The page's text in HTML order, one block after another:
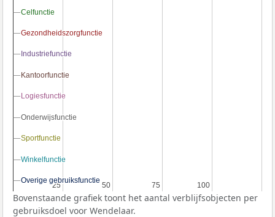
25
25 50
50 75
75 100
100
Celfunctie
Celfunctie
Gezondheidszorgfunctie
Gezondheidszorgfunctie
Industriefunctie
Industriefunctie
Kantoorfunctie
Kantoorfunctie
Logiesfunctie
Logiesfunctie
Onderwijsfunctie
Onderwijsfunctie
Sportfunctie
Sportfunctie
Winkelfunctie
Winkelfunctie
Overige gebruiksfunctie
Overige gebruiksfunctie
Bovenstaande grafiek toont het aantal verblijfsobjecten per
gebruiksdoel voor Wendelaar.